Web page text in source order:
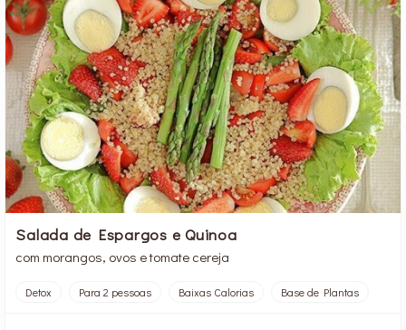
Salada de Espargos e Quinoa
com morangos, ovos e tomate cereja
Detox Para 2 pessoas Baixas Calorias Base de Plantas